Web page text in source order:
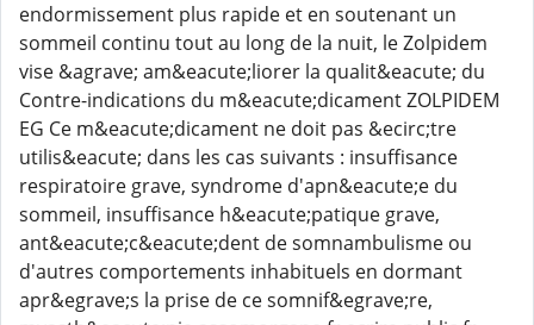
endormissement plus rapide et en soutenant un
sommeil continu tout au long de la nuit, le Zolpidem
vise &agrave; am&eacute;liorer la qualit&eacute; du
Contre-indications du m&eacute;dicament ZOLPIDEM
EG Ce m&eacute;dicament ne doit pas &ecirc;tre
utilis&eacute; dans les cas suivants : insuffisance
respiratoire grave, syndrome d'apn&eacute;e du
sommeil, insuffisance h&eacute;patique grave,
ant&eacute;c&eacute;dent de somnambulisme ou
d'autres comportements inhabituels en dormant
apr&egrave;s la prise de ce somnif&egrave;re,